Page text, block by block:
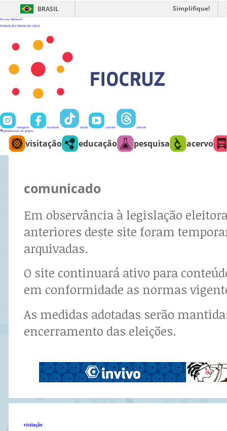
BRASIL Simplifique!
Fiocruz Webmail
FUNDAÇÃO OSWALDO CRUZ
instagram facebook tiktok youtube
threads
agendamento de grupos
visitação educação pesquisa acervo
comunicado
Em observância à legislação
anteriores deste site foram
arquivadas.
O site continuará ativo para
em conformidade as normas
As medidas adotadas serão
encerramento das eleições.
visitação